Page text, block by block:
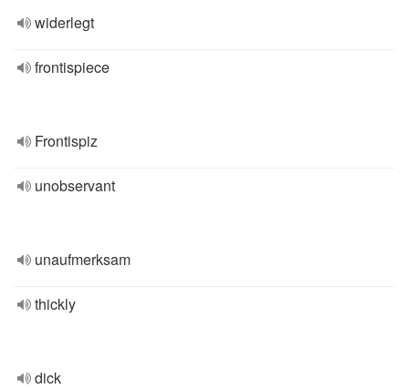
widerlegt
frontispiece
Frontispiz
unobservant
unaufmerksam
thickly
dick